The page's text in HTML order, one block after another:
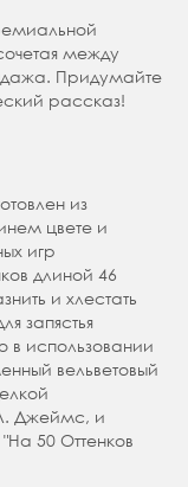
между
Придумайте
рассказ!
из
цвете и
игр
длиной 46
и хлестать
запястья
в использовании
вельветовый
Джеймс, и
50 Оттенков